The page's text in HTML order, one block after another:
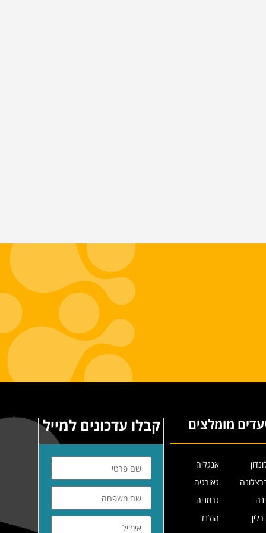
מומלצים
אנגליה
גאורגיה
גרמניה
הולנד
קבלו עדכונים למייל